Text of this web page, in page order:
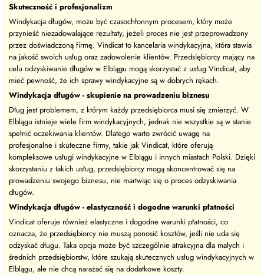
Skuteczność i profesjonalizm
Windykacja długów, może być czasochłonnym procesem, który może
przynieść niezadowalające rezultaty, jeżeli proces nie jest przeprowadzony
przez doświadczoną firmę. Vindicat to kancelaria windykacyjna, która stawia
na jakość swoich usług oraz zadowolenie klientów. Przedsiębiorcy mający na
celu odzyskiwanie długów w Elblągu mogą skorzystać z usług Vindicat, aby
mieć pewność, że ich sprawy windykacyjne są w dobrych rękach.
Windykacja długów - skupienie na prowadzeniu biznesu
Dług jest problemem, z którym każdy przedsiębiorca musi się zmierzyć. W
Elblągu istnieje wiele firm windykacyjnych, jednak nie wszystkie są w stanie
spełnić oczekiwania klientów. Dlatego warto zwrócić uwagę na
profesjonalne i skuteczne firmy, takie jak Vindicat, które oferują
kompleksowe usługi windykacyjne w Elblągu i innych miastach Polski. Dzięki
skorzystaniu z takich usług, przedsiębiorcy mogą skoncentrować się na
prowadzeniu swojego biznesu, nie martwiąc się o proces odzyskiwania
długów.
Windykacja długów - elastyczność i dogodne warunki płatności
Vindicat oferuje również elastyczne i dogodne warunki płatności, co
oznacza, że przedsiębiorcy nie muszą ponosić kosztów, jeśli nie uda się
odzyskać długu. Taka opcja może być szczególnie atrakcyjna dla małych i
średnich przedsiębiorstw, które szukają skutecznych usług windykacyjnych w
Elblągu, ale nie chcą narażać się na dodatkowe koszty.